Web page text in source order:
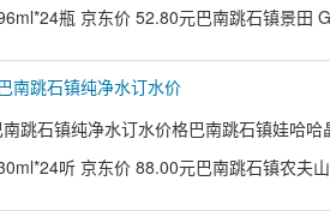
瓶 京东价 52.80元巴南跳石镇景田
南跳石镇纯净水订水价
南跳石镇纯净水订水价格巴南跳石镇娃哈
听 京东价 88.00元巴南跳石镇农夫